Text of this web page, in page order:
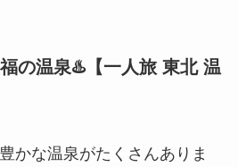
の温泉♨️【一人旅 東北 温
かな温泉がたくさんありま